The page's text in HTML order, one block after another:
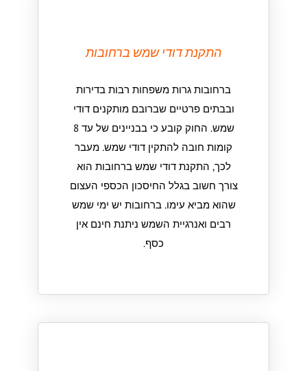
התקנת דודי שמש ברחובות
ברחובות גרות משפחות רבות בדירות
ובבתים פרטיים שברובם מותקנים דודי
שמש. החוק קובע כי בבניינים של עד 8
קומות חובה להתקין דודי שמש. מעבר
לכך, התקנת דודי שמש ברחובות הוא
צורך חשוב בגלל החיסכון הכספי העצום
שהוא מביא עימו. ברחובות יש ימי שמש
רבים ואנרגיית השמש ניתנת חינם אין
כסף.